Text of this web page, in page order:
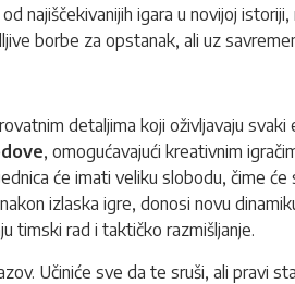
najiščekivanijih igara u novijoj
borbe za opstanak, ali uz
detaljima koji oživljavaju
, omogućavajući kreativnim
će imati veliku slobodu, čime
izlaska igre, donosi novu
timski rad i taktičko razmišljanje.
Učiniće sve da te sruši, ali pravi